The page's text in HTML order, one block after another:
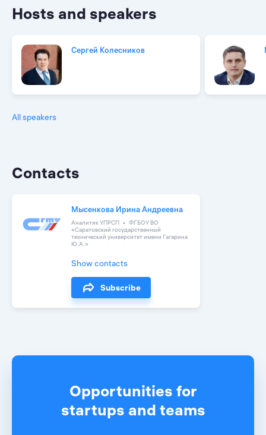
Hosts and speakers
Сергей Колесников
All speakers
Contacts
Мысенкова Ирина Андреевна
Аналитик УПРСП
ФГБОУ ВО
«Саратовский государственный
технический университет имени Гагарина
Ю.А.»
Show contacts
Subscribe
Opportunities for
startups and teams